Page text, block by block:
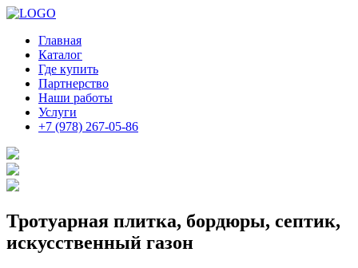
Главная
Каталог
Где купить
Партнерство
Наши работы
Услуги
+7 (978) 267-05-86
Тротуарная плитка, бордюры, септик,
искусственный газон